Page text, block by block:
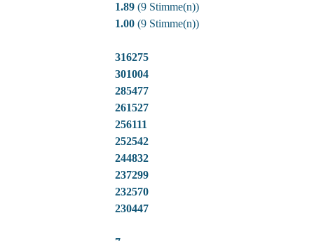
1.89 (9 Stimme(n))
1.00 (9 Stimme(n))
316275
301004
285477
261527
256111
252542
244832
237299
232570
230447